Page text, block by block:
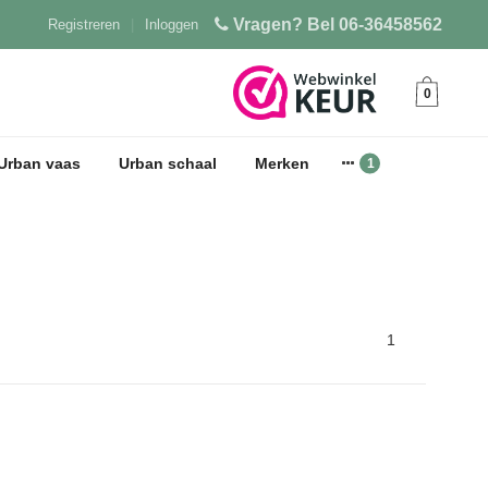
Vragen? Bel 06-36458562
Inloggen
Registreren
0
vaas Urban schaal Merken
1